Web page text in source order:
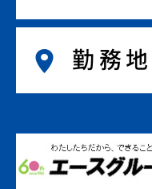
勤務